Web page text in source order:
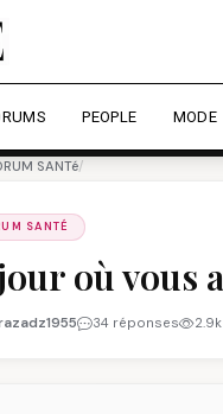
cookies pour
Accepter tout
PEOPLE MODE
SANTé/
SANTÉ
où vous
34 réponses